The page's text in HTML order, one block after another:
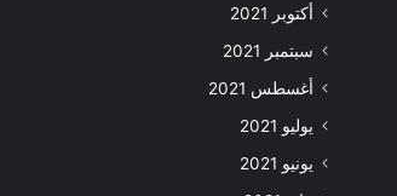
أكتوبر 2021
سبتمبر 2021
أغسطس 2021
يوليو 2021
يونيو 2021